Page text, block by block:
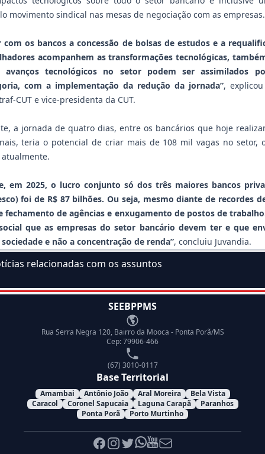
movimento sindical nas mesas de negociação com as empresas.
com os bancos a concessão de bolsas de estudos e a
acompanhem as transformações tecnológicas,
tecnológicos no setor podem ser assimilados
com a implementação da redução da jornada”,
CUT e vice-presidenta da CUT.
a jornada de quatro dias, entre os bancários que hoje
teria o potencial de criar mais de 108 mil vagas no setor,
em 2025, o lucro conjunto só dos três maiores bancos
foi de R$ 87 bilhões. Ou seja, mesmo diante de recordes
fechamento de agências e enxugamento de postos de
que as empresas do setor bancário devem ter e que
e não a concentração de renda”, concluiu Juvandia.
relacionadas com os assuntos
SEEBPPMS
Endereço
Rua Serra Negra 120, Bairro da Mooca - Ponta Porã/MS
Cep: 79906-466
Telefone
(67) 3010-0117
Base Territorial
Amambai Antônio João Aral Moreira
Bela Vista
Caracol
Coronel Sapucaia Laguna Carapã
Paranhos
Ponta Porã
Porto Murtinho
Facebook
Instagram
Twitter
Whatsapp
Youtube
E-mail